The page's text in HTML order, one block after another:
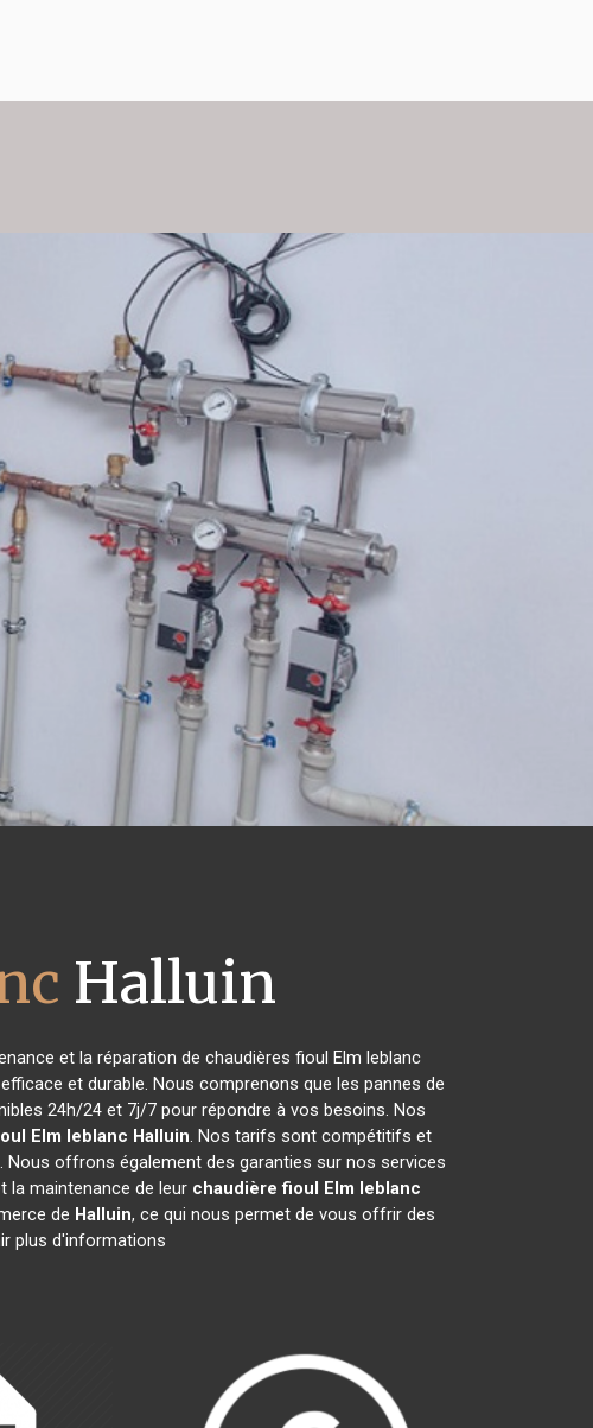
Halluin
et la réparation de chaudières fioul Elm leblanc
et durable. Nous comprenons que les pannes de
24h/24 et 7j/7 pour répondre à vos besoins. Nos
Elm leblanc Halluin. Nos tarifs sont compétitifs et
. Nous offrons également des garanties sur nos services
la maintenance de leur chaudière fioul Elm leblanc
de Halluin, ce qui nous permet de vous offrir des
plus d'informations